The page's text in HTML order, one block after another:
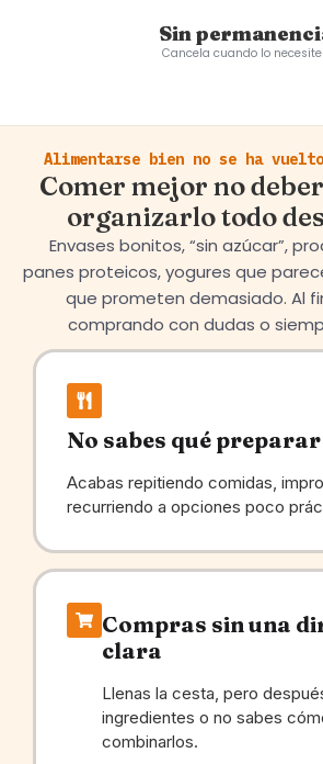
Sin
Cancela cuando lo
Alimentarse bien no se ha
Comer mejor no
organizarlo todo
Envases bonitos, “sin azúcar”,
panes proteicos, yogures que
que prometen demasiado. Al
comprando con dudas o
No sabes qué preparar
Acabas repitiendo comidas,
recurriendo a opciones poco
Compras sin una
clara
Llenas la cesta, pero
ingredientes o no sabes
combinarlos.